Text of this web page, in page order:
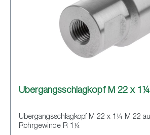
Übergangsschlagkopf M 22 x 1¼
Übergangsschlagkopf M 22 x 1¼ M 22 auf Innen-
Rohrgewinde R 1¼